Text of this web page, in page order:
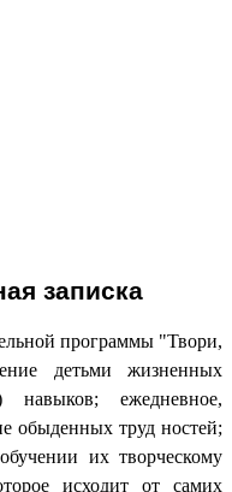
записка
программы "Твори,
детьми жизненных
навыков; ежедневное,
обыденных труд ностей;
их творческому
исходит от самих